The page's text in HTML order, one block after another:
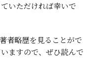
いただければ幸いで
者略歴を見ることがで
ますので、ぜひ読んで